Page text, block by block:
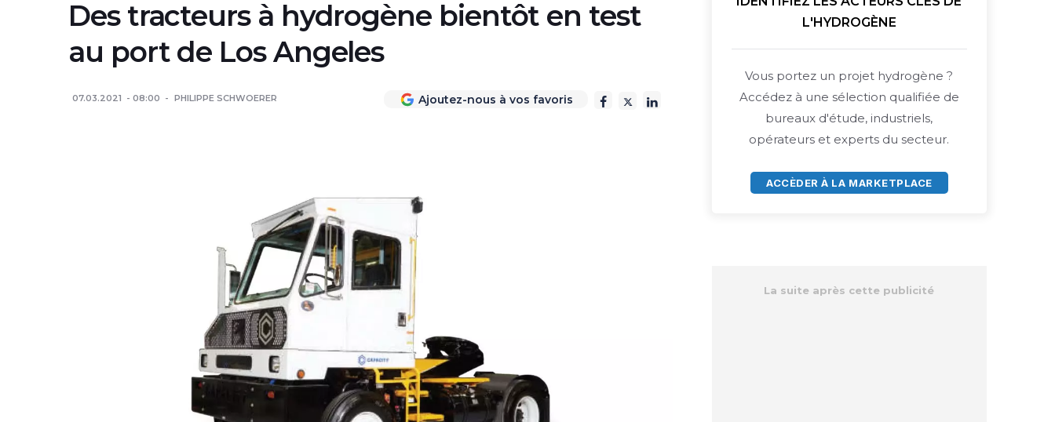
Des tracteurs à hydrogène bientôt en test
au port de Los Angeles
07.03.2021 08:00 PHILIPPE SCHWOERER Ajoutez-nous à vos favoris
L'HYDROGÈNE
Vous portez un projet hydrogène ?
Accédez à une sélection qualifiée de
bureaux d'étude, industriels,
opérateurs et experts du secteur.
ACCÈDER À LA MARKETPLACE